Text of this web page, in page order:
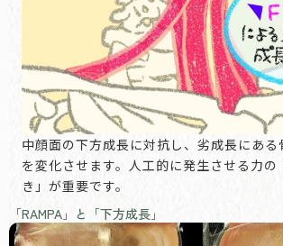
中顔面の下方成長に対抗し、劣成長にある
を変化させます。人工的に発生させる力の
き」が重要です。
「RAMPA」と「下方成長」